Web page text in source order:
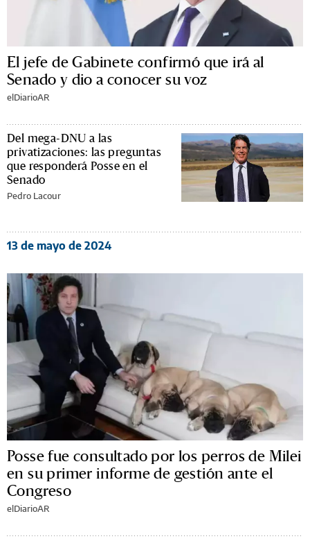
El jefe de Gabinete confirmó que irá al
Senado y dio a conocer su voz
elDiarioAR
Del mega-DNU a las
privatizaciones: las preguntas
que responderá Posse en el
Senado
Pedro Lacour
13 de mayo de 2024
Posse fue consultado por los perros de Milei
en su primer informe de gestión ante el
Congreso
elDiarioAR